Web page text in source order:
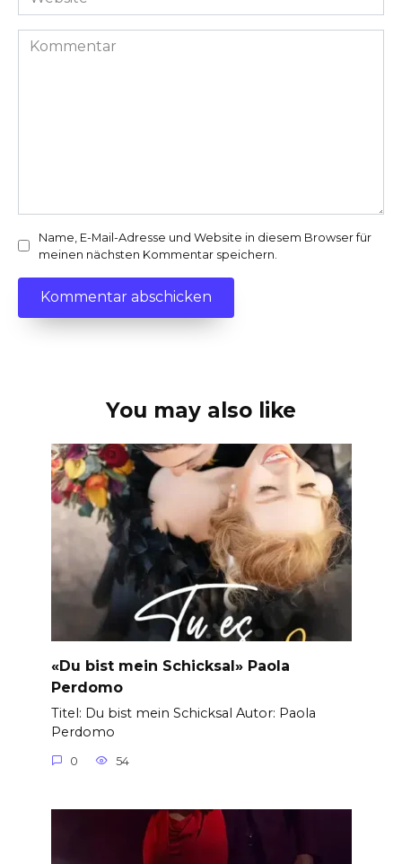
Kommentar
Name, E-Mail-Adresse und Website in diesem Browser für
meinen nächsten Kommentar speichern.
You may also like
«Du bist mein Schicksal» Paola
Perdomo
Titel: Du bist mein Schicksal Autor: Paola
Perdomo
0 54